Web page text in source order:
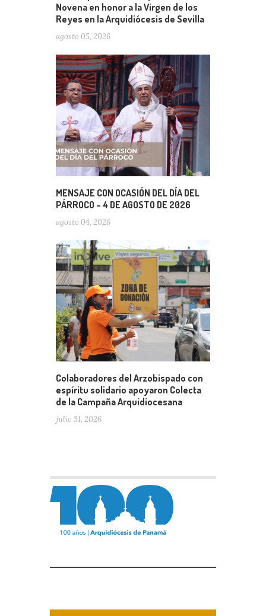
Novena en honor a la Virgen de los
Reyes en la Arquidiócesis de Sevilla
agosto 05, 2026
MENSAJE CON OCASIÓN DEL DÍA DEL
PÁRROCO – 4 DE AGOSTO DE 2026
agosto 04, 2026
Colaboradores del Arzobispado con
espíritu solidario apoyaron Colecta
de la Campaña Arquidiocesana
julio 31, 2026